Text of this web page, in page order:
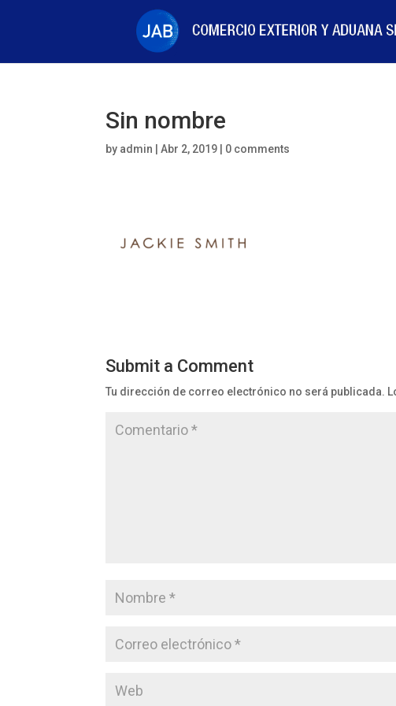
Sin nombre
by admin |Abr 2, 2019 0 comments
Submit a Comment
Tu dirección de correo electrónico no será publicada.